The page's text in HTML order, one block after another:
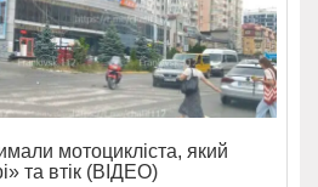
мотоцикліста, який
та втік (ВІДЕО)